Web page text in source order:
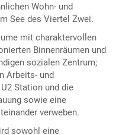
Wohn- und
See des Viertel Zwei.
mit charaktervollen
Binnenräumen und
sozialen Zentrum;
Arbeits- und
Station und die
sowie eine
verweben.
sowohl eine